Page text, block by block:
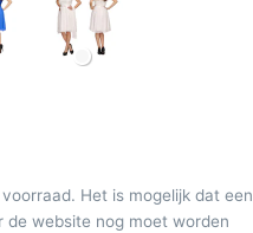
Het is mogelijk dat een
de website nog moet worden